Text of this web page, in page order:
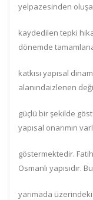
yelpazesinden
kaydedilen tepki
dönemde
katkısı yapısal
alanındaizlenen
güçlü bir şekilde
yapısal onarımın
göstermektedir.
Osmanlı yapısıdır.
yarımada